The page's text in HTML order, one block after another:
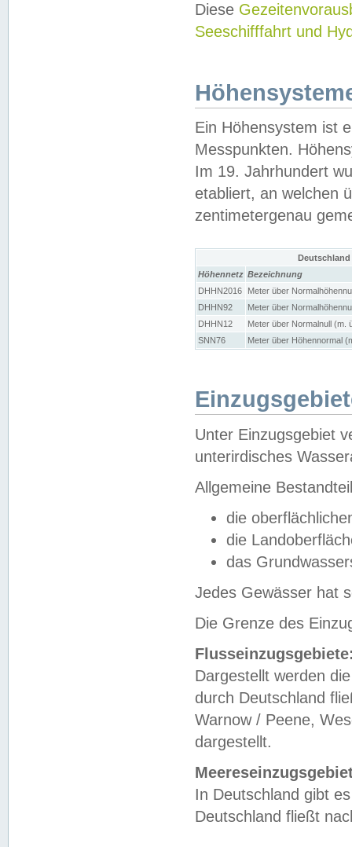
Diese
Seeschifffahrt und
Ein Höhensystem ist
Messpunkten.
Im 19. Jahrhundert
etabliert, an welchen
zentimetergenau
Höhennetz Bezeichnung
DHHN2016
Meter über
DHHN92
Meter über
DHHN12
Meter über Normalnull (m.
SNN76
Meter über Höhennormal
Unter Einzugsgebiet
unterirdisches
Allgemeine
die
die
das
Jedes Gewässer hat
Die Grenze des
Dargestellt werden
durch Deutschland
Warnow / Peene,
dargestellt.
In Deutschland gibt
Deutschland fließt